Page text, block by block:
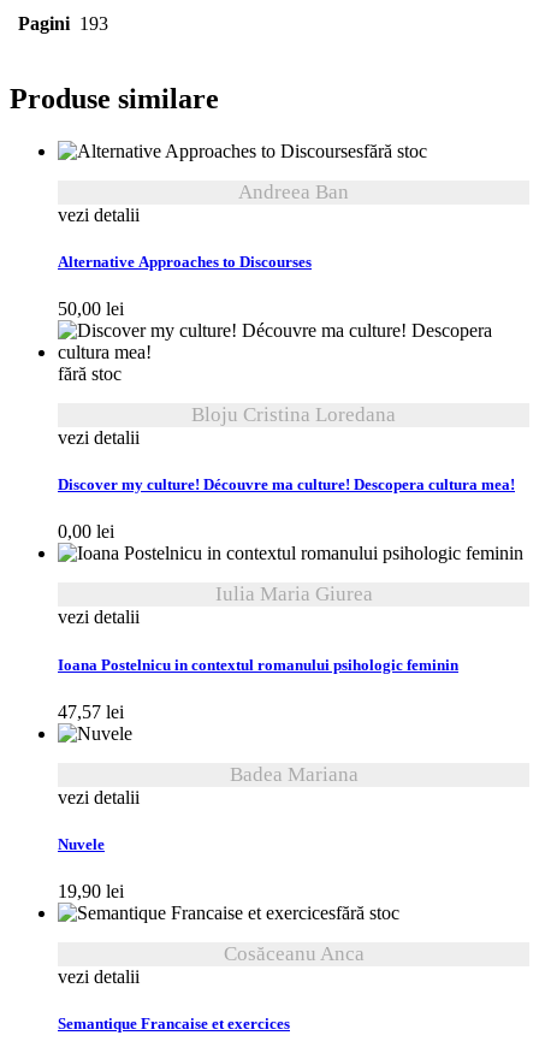
Pagini 193
Produse similare
fără stoc
Andreea Ban
vezi detalii
Alternative Approaches to Discourses
50,00 lei
fără stoc
Bloju Cristina Loredana
vezi detalii
Discover my culture! Découvre ma culture! Descopera cultura mea!
0,00 lei
Iulia Maria Giurea
vezi detalii
Ioana Postelnicu in contextul romanului psihologic feminin
47,57 lei
Badea Mariana
vezi detalii
Nuvele
19,90 lei
fără stoc
Cosăceanu Anca
vezi detalii
Semantique Francaise et exercices